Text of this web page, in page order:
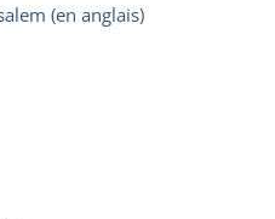
(en anglais)